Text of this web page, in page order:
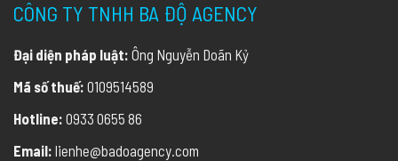
CÔNG TY TNHH BA ĐỘ AGENCY
Đại diện pháp luật: Ông Nguyễn Doãn Kỷ
Mã số thuế: 0109514589
Hotline: 0933 0655 86
Email: lienhe@badoagency.com